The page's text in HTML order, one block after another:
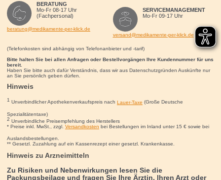
BERATUNG
Mo-Fr 08-17 Uhr
(Fachpersonal)
beratung@medikamente-per-klick.de
SERVICEMANAGEMENT
Mo-Fr 09-17 Uhr
versand@medikamente-per-klick.de
(Telefonkosten sind abhängig von Telefonanbieter und -tarif)
Bitte halten Sie bei allen Anfragen oder Bestellvorgängen Ihre Kundennummer für uns
bereit.
Haben Sie bitte auch dafür Verständnis, dass wir aus Datenschutzgründen Auskünfte nur
an Sie persönlich geben dürfen.
Hinweis
1 Unverbindlicher Apothekenverkaufspreis nach Lauer-Taxe (Große Deutsche
Spezialitätentaxe)
2 Unverbindliche Preisempfehlung des Herstellers
* Preise inkl. MwSt., zzgl. Versandkosten bei Bestellungen im Inland unter 15 €sowie bei
Auslandsbestellungen.
** Gesetzl. Zuzahlung auf ein Kassenrezept einer gesetzl. Krankenkasse.
Hinweis zu Arzneimitteln
Zu Risiken und Nebenwirkungen lesen Sie die
Packungsbeilage und fragen Sie Ihre Ärztin, Ihren Arzt oder